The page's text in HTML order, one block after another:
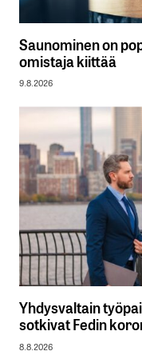
Saunominen on
omistaja kiittää
9.8.2026
Yhdysvaltain
sotkivat Fedin
8.8.2026